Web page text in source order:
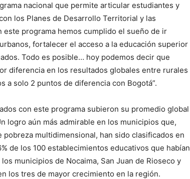
nacional que permite articular estudiantes y
los Planes de Desarrollo Territorial y las
programa hemos cumplido el sueño de ir
fortalecer el acceso a la educación superior
Todo es posible… hoy podemos decir que
diferencia en los resultados globales entre rurales
a solo 2 puntos de diferencia con Bogotá”.
con este programa subieron su promedio global
logro aún más admirable en los municipios que,
multidimensional, han sido clasificados en
de los 100 establecimientos educativos que habían
municipios de Nocaima, San Juan de Rioseco y
los tres de mayor crecimiento en la región.